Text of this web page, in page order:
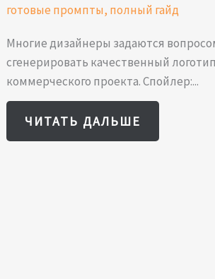
готовые промпты, полный гайд
Многие дизайнеры задаются
сгенерировать качественный
коммерческого проекта. Спойлер:...
ЧИТАТЬ ДАЛЬШЕ